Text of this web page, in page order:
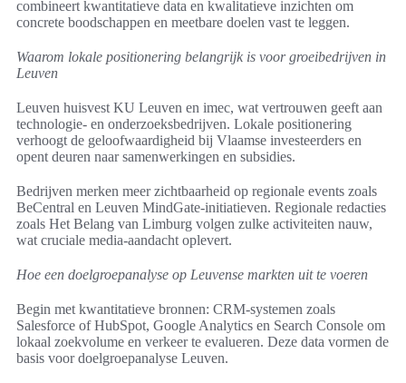
combineert kwantitatieve data en kwalitatieve inzichten om
concrete boodschappen en meetbare doelen vast te leggen.
Waarom lokale positionering belangrijk is voor groeibedrijven in
Leuven
Leuven huisvest KU Leuven en imec, wat vertrouwen geeft aan
technologie- en onderzoeksbedrijven. Lokale positionering
verhoogt de geloofwaardigheid bij Vlaamse investeerders en
opent deuren naar samenwerkingen en subsidies.
Bedrijven merken meer zichtbaarheid op regionale events zoals
BeCentral en Leuven MindGate-initiatieven. Regionale redacties
zoals Het Belang van Limburg volgen zulke activiteiten nauw,
wat cruciale media-aandacht oplevert.
Hoe een doelgroepanalyse op Leuvense markten uit te voeren
Begin met kwantitatieve bronnen: CRM-systemen zoals
Salesforce of HubSpot, Google Analytics en Search Console om
lokaal zoekvolume en verkeer te evalueren. Deze data vormen de
basis voor doelgroepanalyse Leuven.